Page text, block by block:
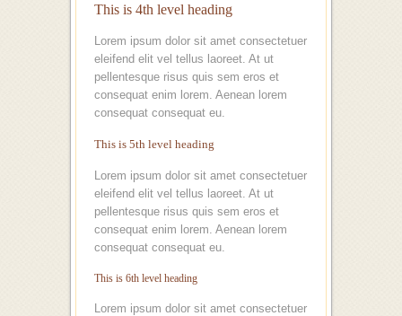
This is 4th level heading
Lorem ipsum dolor sit amet consectetuer
eleifend elit vel tellus laoreet. At ut
pellentesque risus quis sem eros et
consequat enim lorem. Aenean lorem
consequat consequat eu.
This is 5th level heading
Lorem ipsum dolor sit amet consectetuer
eleifend elit vel tellus laoreet. At ut
pellentesque risus quis sem eros et
consequat enim lorem. Aenean lorem
consequat consequat eu.
This is 6th level heading
Lorem ipsum dolor sit amet consectetuer